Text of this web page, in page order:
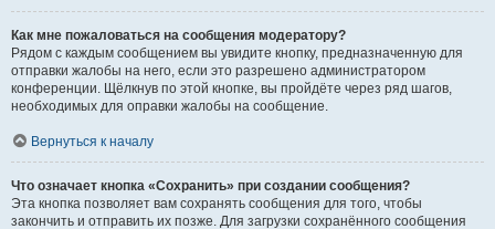
Как мне пожаловаться на сообщения модератору?
Рядом с каждым сообщением вы увидите кнопку, предназначенную для
отправки жалобы на него, если это разрешено администратором
конференции. Щёлкнув по этой кнопке, вы пройдёте через ряд шагов,
необходимых для оправки жалобы на сообщение.
Вернуться к началу
Что означает кнопка «Сохранить» при создании сообщения?
Эта кнопка позволяет вам сохранять сообщения для того, чтобы
закончить и отправить их позже. Для загрузки сохранённого сообщения